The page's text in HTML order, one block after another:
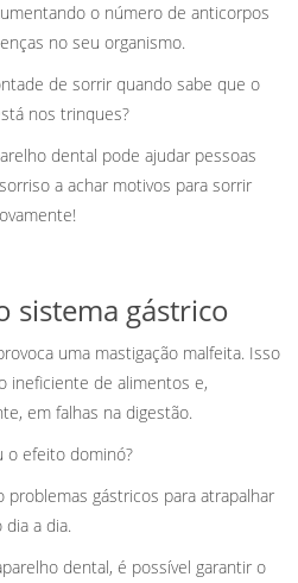
o número de anticorpos
no seu organismo.
de sorrir quando sabe que o
nos trinques?
dental pode ajudar pessoas
a achar motivos para sorrir
sistema gástrico
uma mastigação malfeita. Isso
ineficiente de alimentos e,
em falhas na digestão.
o efeito dominó?
problemas gástricos para atrapalhar
dia a dia.
dental, é possível garantir o